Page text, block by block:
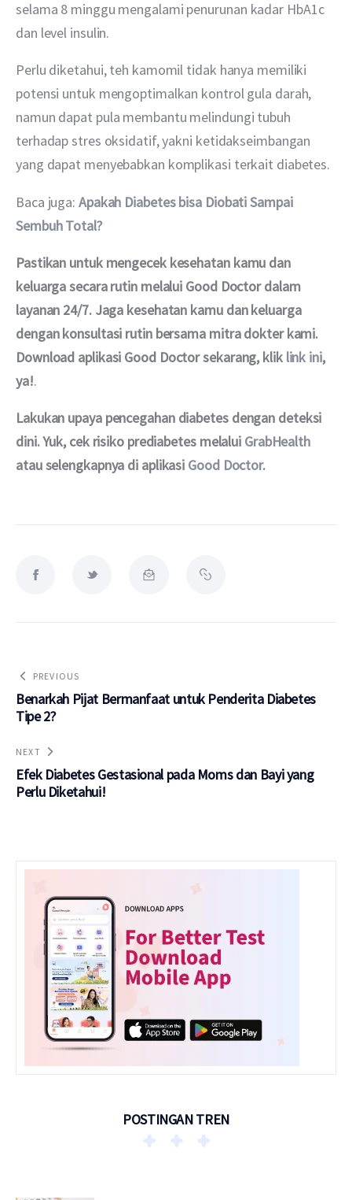
selama 8 minggu mengalami penurunan kadar HbA1c
dan level insulin.
Perlu diketahui, teh kamomil tidak hanya memiliki
potensi untuk mengoptimalkan kontrol gula darah,
namun dapat pula membantu melindungi tubuh
terhadap stres oksidatif, yakni ketidakseimbangan
yang dapat menyebabkan komplikasi terkait diabetes.
Baca juga: Apakah Diabetes bisa Diobati Sampai
Sembuh Total?
Pastikan untuk mengecek kesehatan kamu dan
keluarga secara rutin melalui Good Doctor dalam
layanan 24/7. Jaga kesehatan kamu dan keluarga
dengan konsultasi rutin bersama mitra dokter kami.
Download aplikasi Good Doctor sekarang, klik link ini,
ya!.
Lakukan upaya pencegahan diabetes dengan deteksi
dini. Yuk, cek risiko prediabetes melalui GrabHealth
atau selengkapnya di aplikasi Good Doctor.
PREVIOUS
Benarkah Pijat Bermanfaat untuk Penderita Diabetes
Tipe 2?
NEXT
Efek Diabetes Gestasional pada Moms dan Bayi yang
Perlu Diketahui!
POSTINGAN TREN